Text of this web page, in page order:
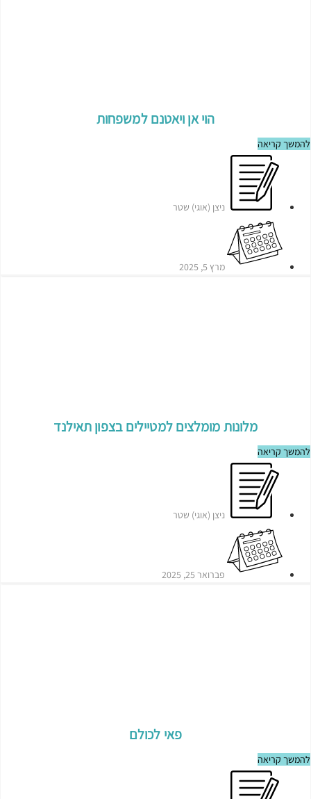
הוי אן ויאטנם למשפחות
להמשך קריאה
ניצן (אוגי) שטר
מרץ 5, 2025
מלונות מומלצים למטיילים בצפון תאילנד
להמשך קריאה
ניצן (אוגי) שטר
פברואר 25, 2025
פאי לכולם
להמשך קריאה